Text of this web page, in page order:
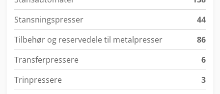
Stansningspresser
44
Tilbehør og reservedele til metalpresser
86
Transferpressere
6
Trinpressere
3